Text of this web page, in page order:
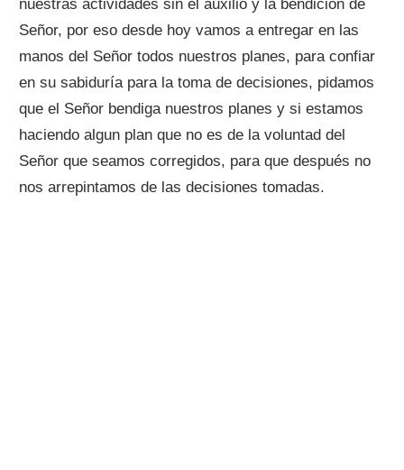
nuestras actividades sin el auxilio y la bendición de
Señor, por eso desde hoy vamos a entregar en las
manos del Señor todos nuestros planes, para confiar
en su sabiduría para la toma de decisiones, pidamos
que el Señor bendiga nuestros planes y si estamos
haciendo algun plan que no es de la voluntad del
Señor que seamos corregidos, para que después no
nos arrepintamos de las decisiones tomadas.